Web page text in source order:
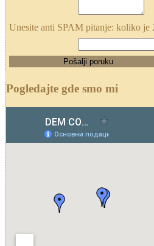
Unesite anti SPAM pitanje: koliko je
Pogledajte gde smo mi